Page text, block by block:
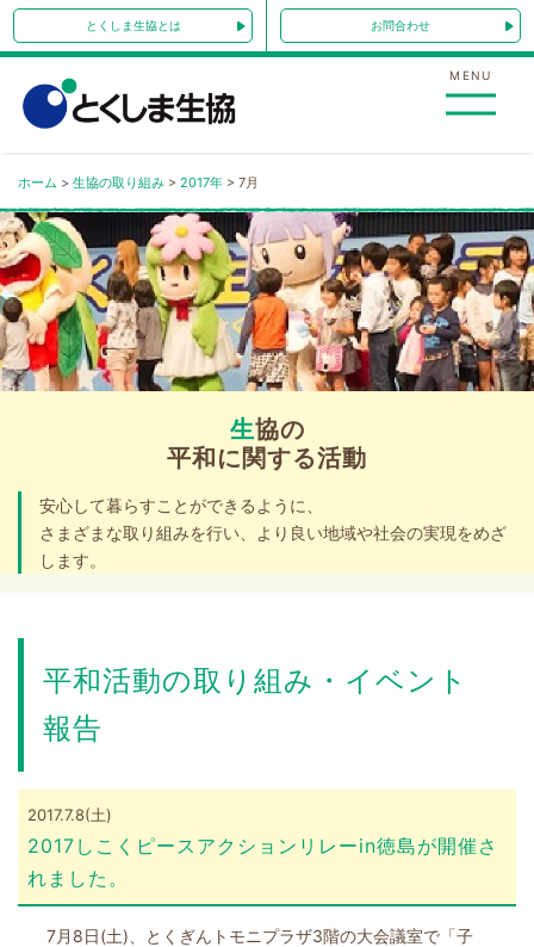
Skip
to
とくしま生協とは お問合わせ
MENU
ホーム > 生協の取り組み > 2017年 > 7月
生協の
平和に関する活動
安心して暮らすことができるように、
さまざまな取り組みを行い、より良い地域や社会の実現をめざ
します。
平和活動の取り組み・イベント
報告
2017.7.8(土)
2017しこくピースアクションリレーin徳島が開催さ
れました。
7月8日(土)、とくぎんトモニプラザ3階の大会議室で「子